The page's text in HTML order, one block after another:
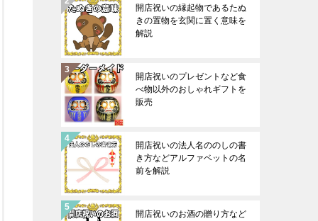
開店祝いの縁起物であるたぬ
きの置物を玄関に置く意味を
解説
開店祝いのプレゼントなど食
べ物以外のおしゃれギフトを
販売
開店祝いの法人名ののしの書
き方などアルファベットの名
前を解説
開店祝いのお酒の贈り方など